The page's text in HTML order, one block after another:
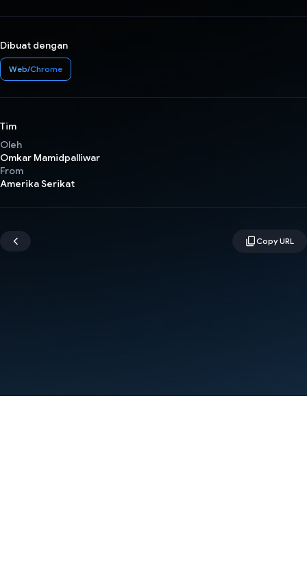
Dibuat dengan
Web/Chrome
Tim
Oleh
Omkar Mamidpalliwar
From
Amerika Serikat